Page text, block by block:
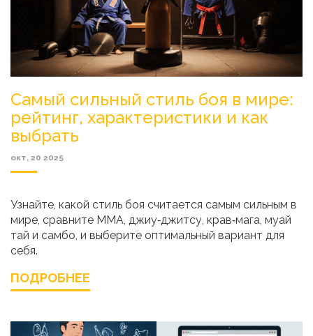
Самый сильный стиль боя в мире:
рейтинг, характеристики и как
выбрать
окт, 20 2025
Узнайте, какой стиль боя считается самым сильным в
мире, сравните ММА, джиу‑джитсу, крав‑мага, муай
тай и самбо, и выберите оптимальный вариант для
себя.
ПОДРОБНЕЕ